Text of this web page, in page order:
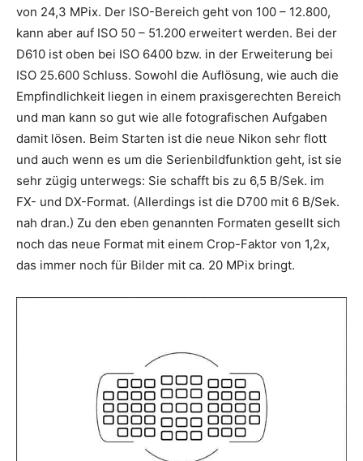
von 24,3 MPix. Der ISO-Bereich geht von 100 – 12.800,
kann aber auf ISO 50 – 51.200 erweitert werden. Bei der
D610 ist oben bei ISO 6400 bzw. in der Erweiterung bei
ISO 25.600 Schluss. Sowohl die Auflösung, wie auch die
Empfindlichkeit liegen in einem praxisgerechten Bereich
und man kann so gut wie alle fotografischen Aufgaben
damit lösen. Beim Starten ist die neue Nikon sehr flott
und auch wenn es um die Serienbildfunktion geht, ist sie
sehr zügig unterwegs: Sie schafft bis zu 6,5 B/Sek. im
FX- und DX-Format. (Allerdings ist die D700 mit 6 B/Sek.
nah dran.) Zu den eben genannten Formaten gesellt sich
noch das neue Format mit einem Crop-Faktor von 1,2x,
das immer noch für Bilder mit ca. 20 MPix bringt.